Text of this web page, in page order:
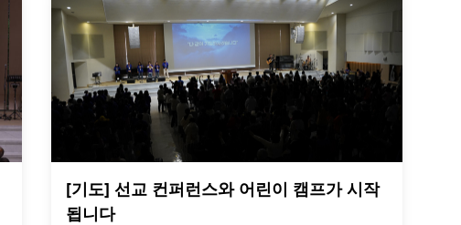
[기도] 선교 컨퍼런스와 어린이 캠프가 시작
됩니다